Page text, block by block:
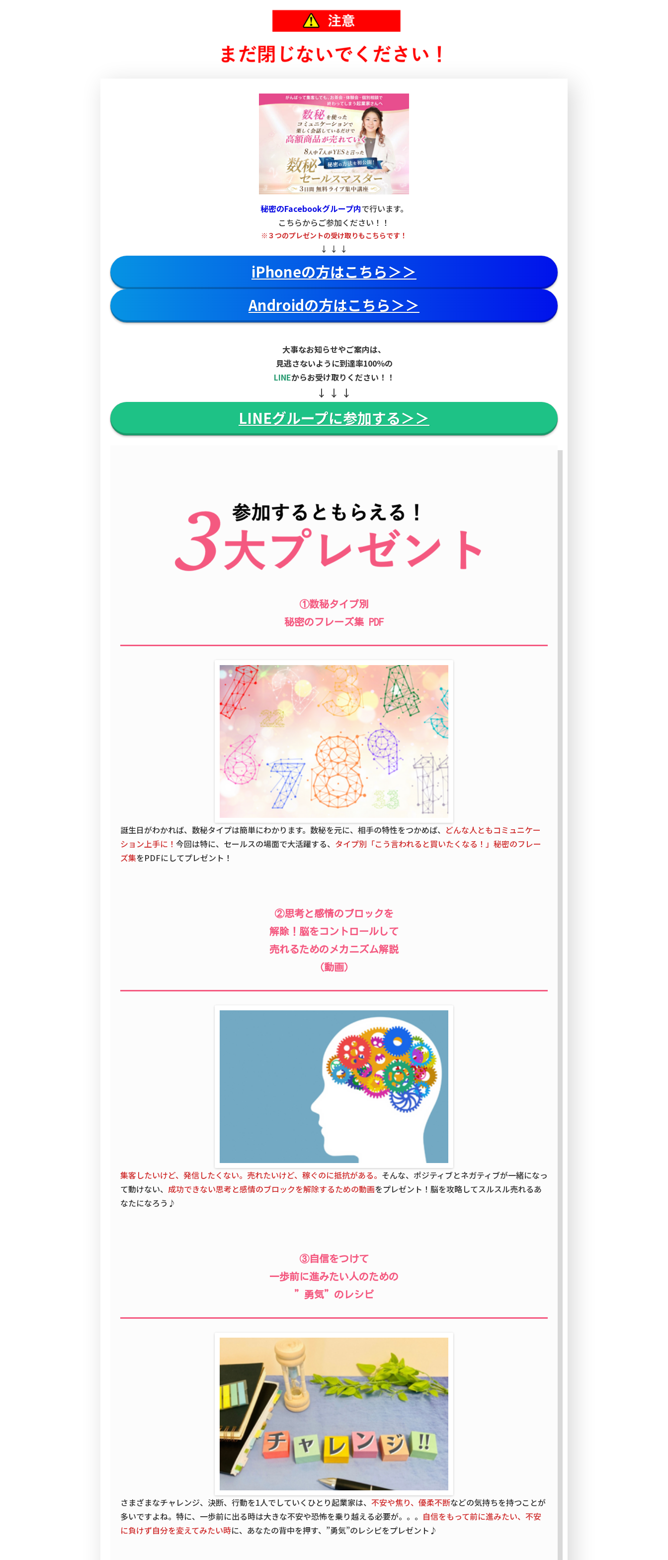
秘密のFacebookグループ内で行います。
こちらからご参加ください！！
※ ３つのプレゼントの受け取りもこちらです！
↓ ↓ ↓
iPhoneの方はこちら＞＞
Androidの方はこちら＞＞
大事なお知らせやご案内は、
見逃さないように到達率100％の
LINEからお受け取りください！！
↓ ↓ ↓
LINEグループに参加する＞＞
①数秘タイプ別
秘密のフレーズ集 PDF
誕生日がわかれば、数秘タイプは簡単にわかります。数秘を元に、相手の特性をつかめば、 どんな人ともコミュニケー
ション上手に！ 今回は特に、セールスの場面で大活躍する、 タイプ別「こう言われると買いたくなる！」秘密のフレー
ズ集をPDFにしてプレゼント！
②思考と感情のブロックを
解除！脳をコントロールして
売れるためのメカニズム解説
（動画）
集客したいけど、発信したくない。売れたいけど、稼ぐのに抵抗がある。 そんな、ポジティブとネガティブが一緒になっ
て動けない、 成功できない思考と感情のブロックを解除するための動画をプレゼント！脳を攻略してスルスル売れるあ
なたになろう♪
③自信をつけて
一歩前に進みたい人のための
”勇気”のレシピ
さまざまなチャレンジ、決断、行動を1人でしていくひとり起業家は、 不安や焦り、優柔不断などの気持ちを持つことが
多いですよね。特に、一歩前に出る時は大きな不安や恐怖を乗り越える必要が。。。 自信をもって前に進みたい、不安
に負けず自分を変えてみたい時に、あなたの背中を押す、”勇気”のレシピをプレゼント♪